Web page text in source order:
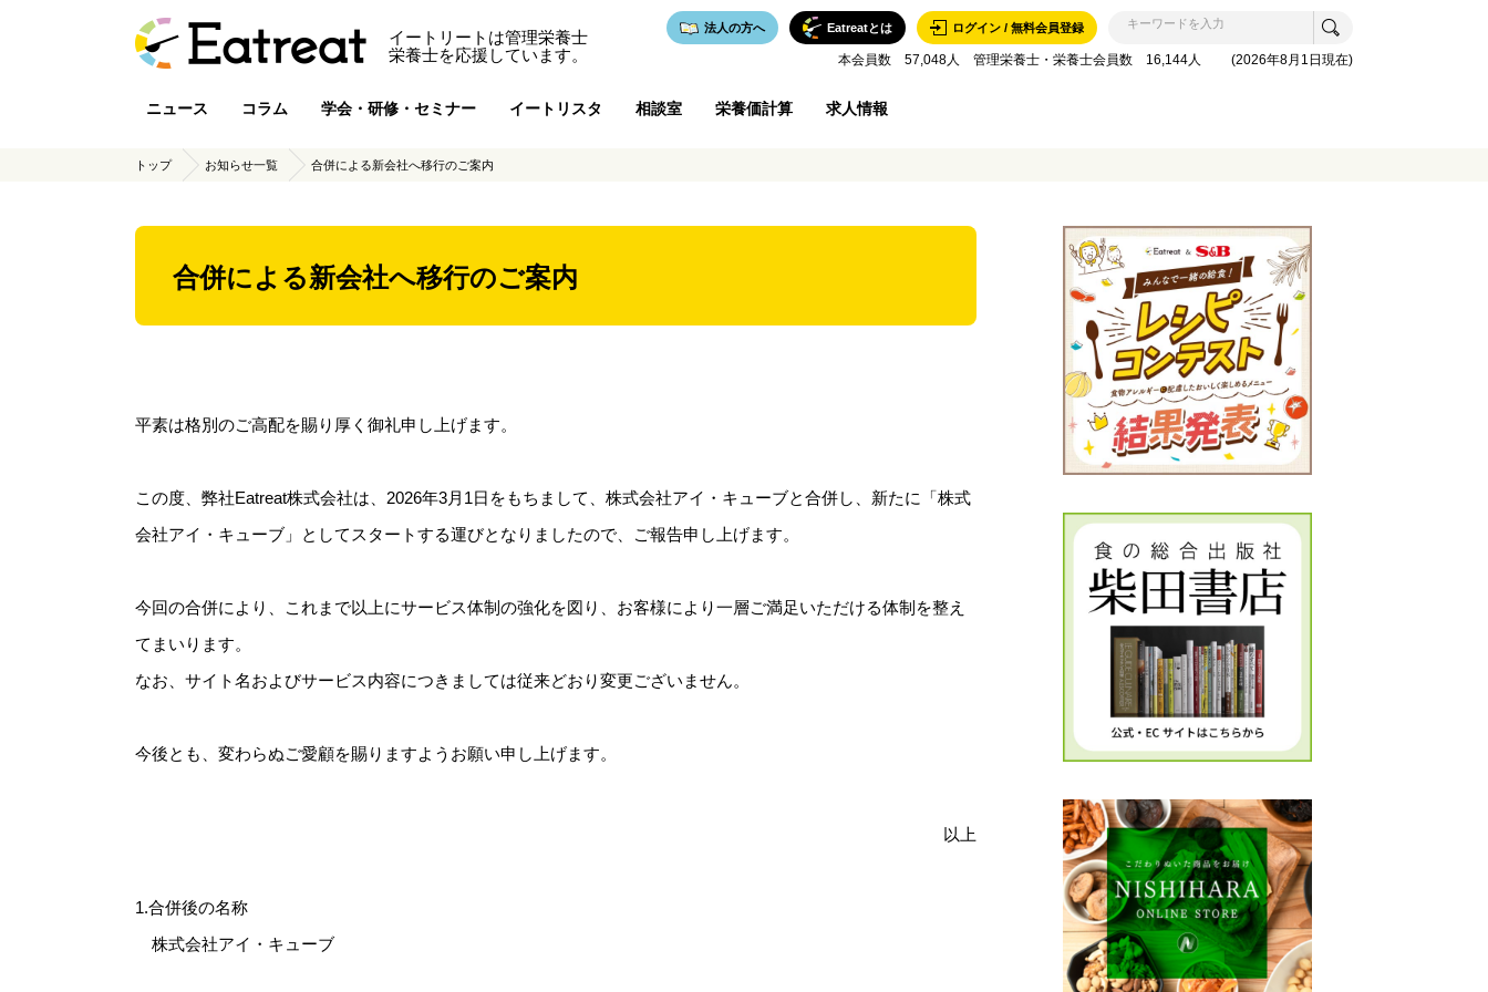
イートリートは管理栄養士
栄養士を応援しています。
ログイン / 無料会員登録
Eatreatとは
法人の方へ
本会員数 57,048人 管理栄養士・栄養士会員数 16,144人 (2026年8月1日現在)
ニュース コラム 学会・研修・セミナー イートリスタ 相談室 栄養価計算 求人情報
トップ お知らせ一覧 合併による新会社へ移行のご案内
合併による新会社へ移行のご案内
平素は格別のご高配を賜り厚く御礼申し上げます。
この度、弊社Eatreat株式会社は、2026年3月1日をもちまして、株式会社アイ・キューブと合併し、新たに「株式
会社アイ・キューブ」としてスタートする運びとなりましたので、ご報告申し上げます。
今回の合併により、これまで以上にサービス体制の強化を図り、お客様により一層ご満足いただける体制を整え
てまいります。
なお、サイト名およびサービス内容につきましては従来どおり変更ございません。
今後とも、変わらぬご愛顧を賜りますようお願い申し上げます。
以上
1.合併後の名称
株式会社アイ・キューブ